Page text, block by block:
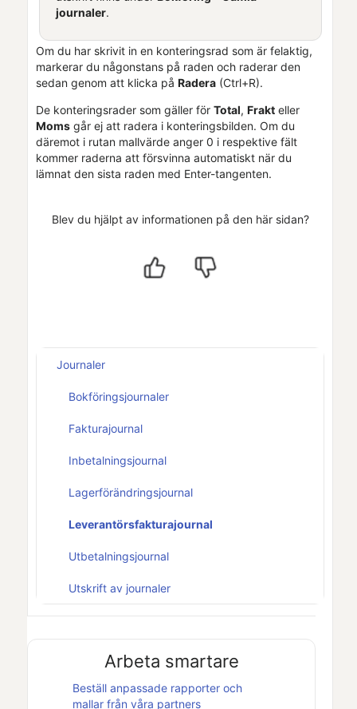
journaler.
Om du har skrivit in en konteringsrad som är felaktig,
markerar du någonstans på raden och raderar den
sedan genom att klicka på Radera (Ctrl+R).
De konteringsrader som gäller för Total, Frakt eller
Moms går ej att radera i konteringsbilden. Om du
däremot i rutan mallvärde anger 0 i respektive fält
kommer raderna att försvinna automatiskt när du
lämnat den sista raden med Enter-tangenten.
Blev du hjälpt av informationen på den här sidan?
Journaler
Bokföringsjournaler
Fakturajournal
Inbetalningsjournal
Lagerförändringsjournal
Leverantörsfakturajournal
Utbetalningsjournal
Utskrift av journaler
Arbeta smartare
Beställ anpassade rapporter och
mallar från våra partners